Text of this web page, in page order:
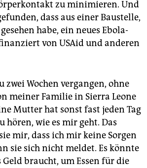
zu minimieren. Und
dass aus einer Baustelle,
habe, ein neues Ebola-
von USAid und anderen
zwei Wochen vergangen, ohne
meiner Familie in Sierra Leone
Mutter hat sonst fast jeden Tag
hören, wie es mir geht. Das
mir, dass ich mir keine Sorgen
sie sich nicht meldet. Es könnte
Geld braucht, um Essen für die